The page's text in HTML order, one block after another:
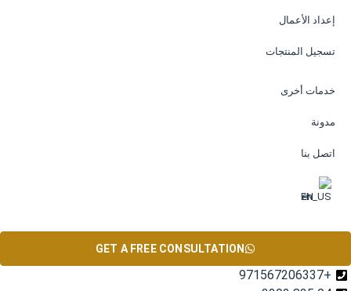
إعداد الأعمال
تسجيل المنتجات
خدمات أخرى
مدونة
اتصل بنا
EN
GET A FREE CONSULTATION
+971567206337